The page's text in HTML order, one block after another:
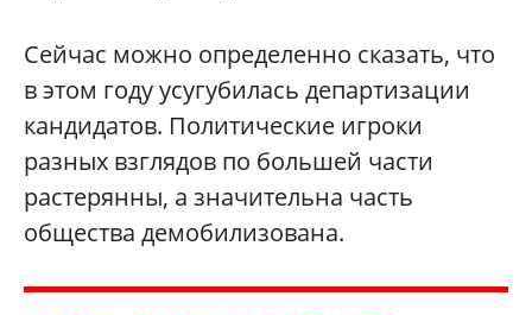
Сейчас можно определенно сказать, что
в этом году усугубилась департизации
кандидатов. Политические игроки
разных взглядов по большей части
растерянны, а значительна часть
общества демобилизована.